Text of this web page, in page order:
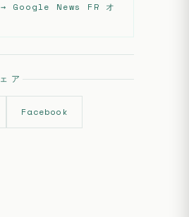
Google News FR オ
ア
Facebook